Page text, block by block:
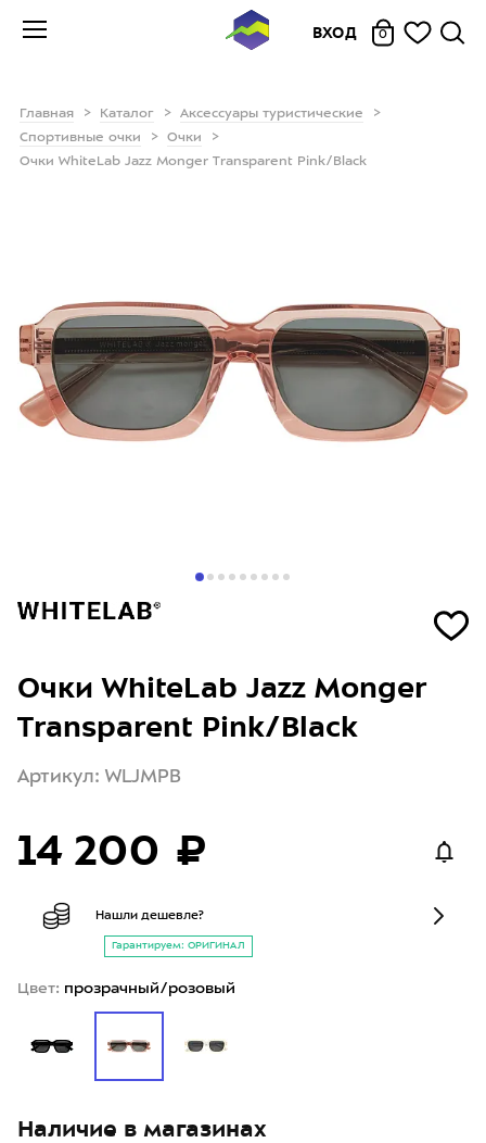
ВХОД 0
Главная Каталог
Аксессуары туристические
Спортивные очки
Очки
Очки WhiteLab Jazz Monger Transparent Pink/Black
Очки WhiteLab Jazz Monger
Transparent Pink/Black
Артикул: WLJMPB
14 200 ₽
Нашли дешевле?
Гарантируем: ОРИГИНАЛ
Цвет: прозрачный/розовый
Наличие в магазинах